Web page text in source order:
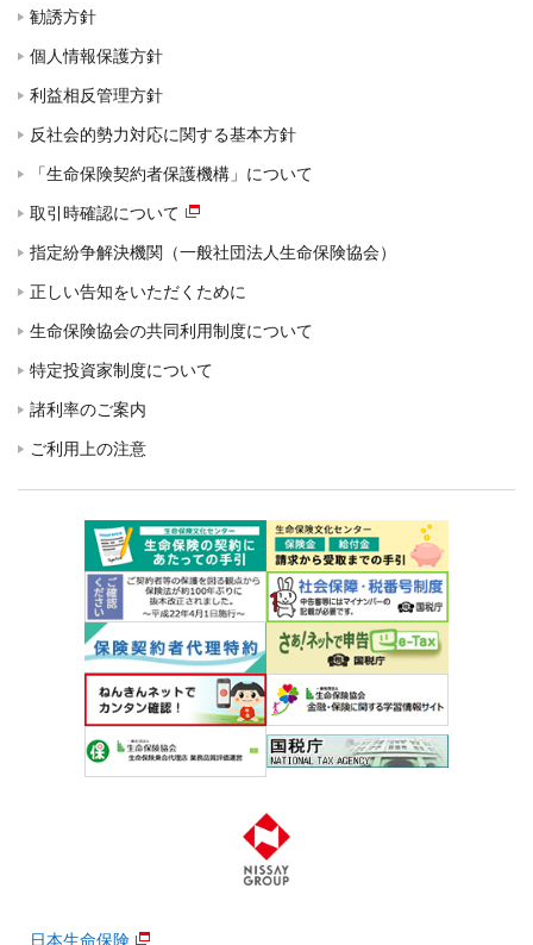
勧誘方針
個人情報保護方針
利益相反管理方針
反社会的勢力対応に関する基本方針
「生命保険契約者保護機構」について
取引時確認について
指定紛争解決機関（一般社団法人生命保険協会）
正しい告知をいただくために
生命保険協会の共同利用制度について
特定投資家制度について
諸利率のご案内
ご利用上の注意
日本生命保険